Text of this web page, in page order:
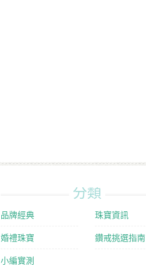
分類
品牌經典
婚禮珠寶
小編實測
珠寶資訊
鑽戒挑選指南